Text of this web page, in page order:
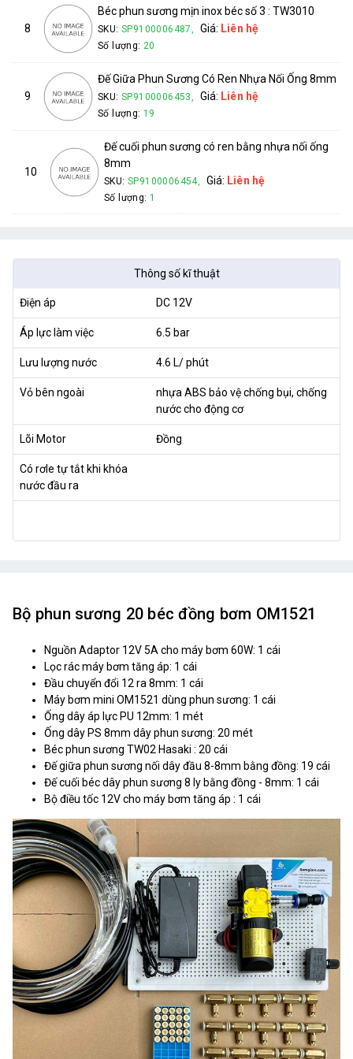
8
Béc phun sương mịn inox béc số 3 : TW3010
SKU: SP9100006487, Giá: Liên hệ
Số lượng: 20
9
Đế Giữa Phun Sương Có Ren Nhựa Nối Ống 8mm
SKU: SP9100006453, Giá: Liên hệ
Số lượng: 19
10
Đế cuối phun sương có ren bằng nhựa nối ống
8mm
SKU: SP9100006454, Giá: Liên hệ
Số lượng: 1
Thông số kĩ thuật
Điện áp DC 12V
Áp lực làm việc 6.5 bar
Lưu lượng nước 4.6 L/ phút
Vỏ bên ngoài
nhựa ABS bảo vệ chống bụi, chống
nước cho động cơ
Lõi Motor Đồng
Có rơle tự tắt khi khóa
nước đầu ra
Bộ phun sương 20 béc đồng bơm OM1521
Nguồn Adaptor 12V 5A cho máy bơm 60W: 1 cái
Lọc rác máy bơm tăng áp: 1 cái
Đầu chuyển đổi 12 ra 8mm: 1 cái
Máy bơm mini OM1521 dùng phun sương: 1 cái
Ống dây áp lực PU 12mm: 1 mét
Ống dây PS 8mm dây phun sương: 20 mét
Béc phun sương TW02 Hasaki : 20 cái
Đế giữa phun sương nối dây đầu 8-8mm bằng đồng: 19 cái
Đế cuối béc dây phun sương 8 ly bằng đồng - 8mm: 1 cái
Bộ điều tốc 12V cho máy bơm tăng áp : 1 cái